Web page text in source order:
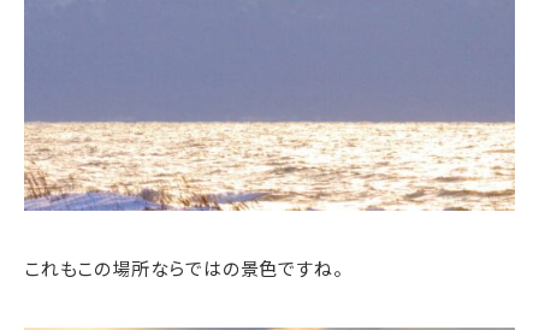
これもこの場所ならではの景色ですね。